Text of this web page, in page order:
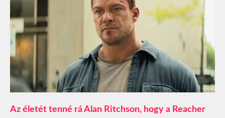
Az életét tenné rá Alan Ritchson, hogy a Reacher